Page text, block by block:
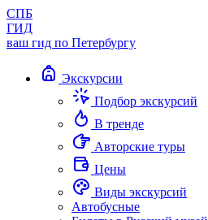
СПБ
ГИД
ваш гид по Петербургу
Экскурсии
Подбор экскурсий
В тренде
Авторские туры
Цены
Виды экскурсий
Автобусные